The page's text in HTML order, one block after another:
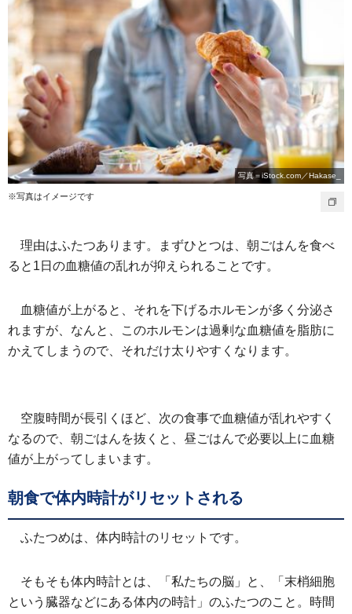
写真＝iStock.com／Hakase_
※写真はイメージです
理由はふたつあります。まずひとつは、朝ごはんを食べ
ると1日の血糖値の乱れが抑えられることです。
血糖値が上がると、それを下げるホルモンが多く分泌さ
れますが、なんと、このホルモンは過剰な血糖値を脂肪に
かえてしまうので、それだけ太りやすくなります。
空腹時間が長引くほど、次の食事で血糖値が乱れやすく
なるので、朝ごはんを抜くと、昼ごはんで必要以上に血糖
値が上がってしまいます。
朝食で体内時計がリセットされる
ふたつめは、体内時計のリセットです。
そもそも体内時計とは、「私たちの脳」と、「末梢細胞
という臓器などにある体内の時計」のふたつのこと。時間